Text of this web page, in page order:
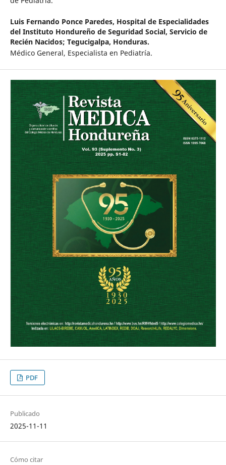
Luis Fernando Ponce Paredes, Hospital de Especialidades
del Instituto Hondureño de Seguridad Social, Servicio de
Recién Nacidos; Tegucigalpa, Honduras.
Médico General, Especialista en Pediatría.
PDF
Publicado
2025-11-11
Cómo citar